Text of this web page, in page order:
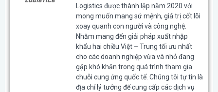
Logistics được thành lập năm 2020 với
mong muốn mang sứ mệnh, giá trị cốt lõi
xoay quanh con người và công nghệ.
Nhằm mang đến giải pháp xuất nhập
khẩu hai chiều Việt – Trung tối ưu nhất
cho các doanh nghiệp vừa và nhỏ đang
gặp khó khăn trong quá trình tham gia
chuỗi cung ứng quốc tế. Chúng tôi tự tin là
địa chỉ lý tưởng để cung cấp các dịch vụ